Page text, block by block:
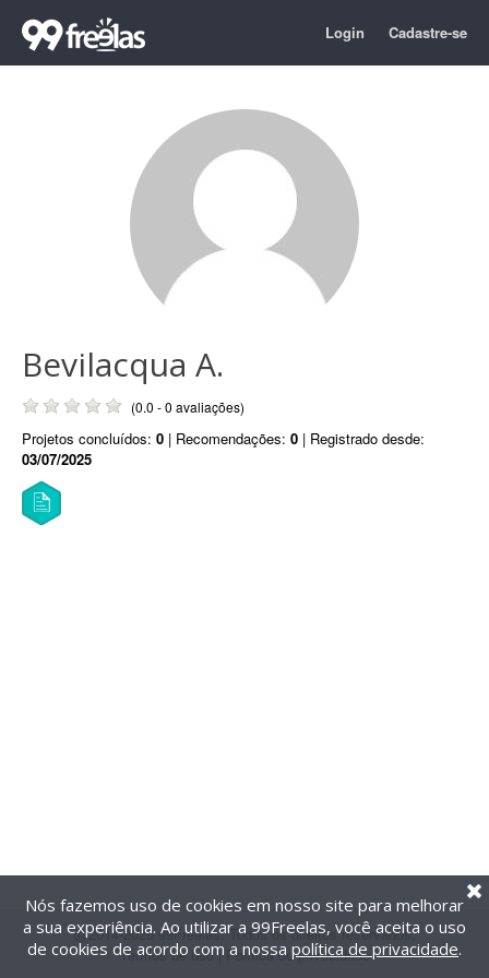
Login Cadastre-se
Bevilacqua A.
(0.0 - 0 avaliações)
Projetos concluídos: 0 | Recomendações: 0 | Registrado desde:
03/07/2025
@2014-2026 99Freelas. Todos os direitos reservados.
Termos de uso| Política de privacidade
Nós fazemos uso de cookies em nosso site para melhorar
a sua experiência. Ao utilizar a 99Freelas, você aceita o uso
de cookies de acordo com a nossa política de privacidade.